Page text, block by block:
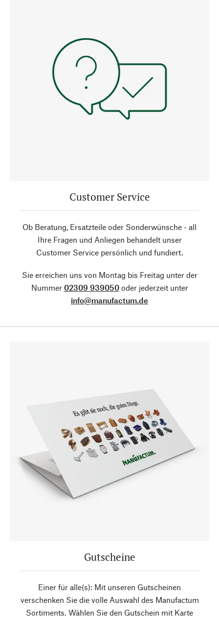
Customer Service
Ob Beratung, Ersatzteile oder Sonderwünsche - all
Ihre Fragen und Anliegen behandelt unser
Customer Service persönlich und fundiert.
Sie erreichen uns von Montag bis Freitag unter der
Nummer 02309 939050oder jederzeit unter
info@manufactum.de
Gutscheine
Einer für alle(s): Mit unseren Gutscheinen
verschenken Sie die volle Auswahl des Manufactum
Sortiments. Wählen Sie den Gutschein mit Karte